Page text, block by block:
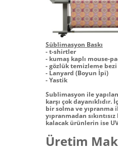
Süblimasyon Baskı
-t-shirtler
- kumaş kaplı mouse-
- gözlük temizleme bezi
- Lanyard (Boyun İpi)
- Yastik
Sublimasyon ile
karşı çok dayanıklıdır.
bir solma ve yıpranma
yıpranmadan
kalacak ürünlerin ise
Üretim